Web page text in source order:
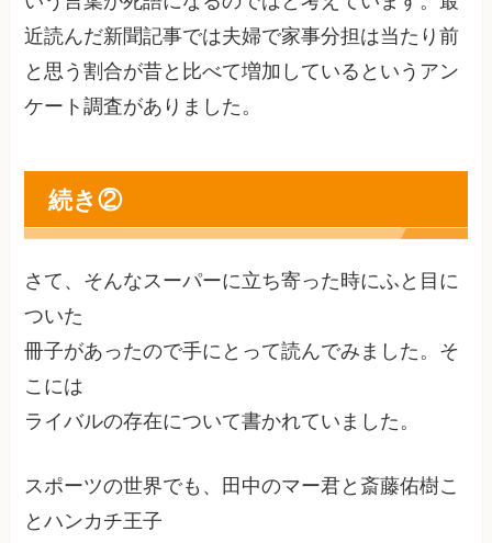
近読んだ新聞記事では夫婦で家事分担は当たり前
と思う割合が昔と比べて増加しているというアン
ケート調査がありました。
続き②
さて、そんなスーパーに立ち寄った時にふと目に
ついた
冊子があったので手にとって読んでみました。そ
こには
ライバルの存在について書かれていました。
スポーツの世界でも、田中のマー君と斎藤佑樹こ
とハンカチ王子